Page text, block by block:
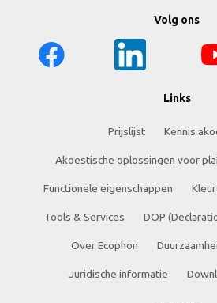
Volg ons
Links
Prijslijst Kennis
Akoestische oplossingen voor
Functionele eigenschappen
Tools & Services DOP
Over Ecophon
Juridische informatie